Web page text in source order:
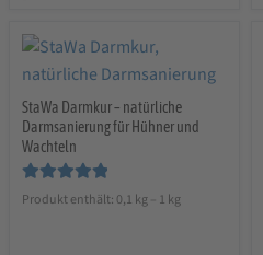
StaWa Darmkur – natürliche
Darmsanierung für Hühner und
Wachteln
Bewertet mit
Produkt enthält: 0,1 kg – 1 kg